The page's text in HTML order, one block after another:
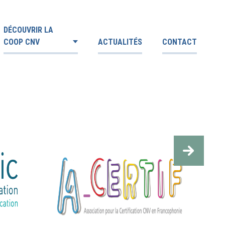
DÉCOUVRIR LA
COOP CNV
ACTUALITÉS CONTACT